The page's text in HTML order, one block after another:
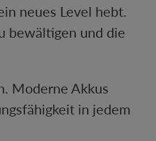
neues Level hebt.
bewältigen und die
Moderne Akkus
in jedem